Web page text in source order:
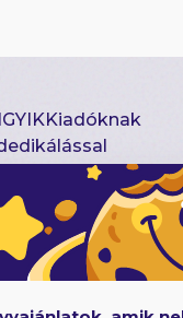
GYIKKiadóknak